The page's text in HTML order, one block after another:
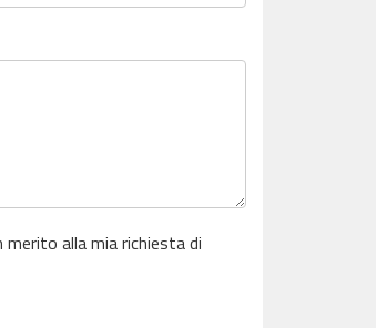
alla mia richiesta di